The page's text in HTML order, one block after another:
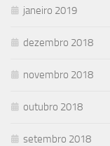
janeiro 2019
dezembro 2018
novembro 2018
outubro 2018
setembro 2018